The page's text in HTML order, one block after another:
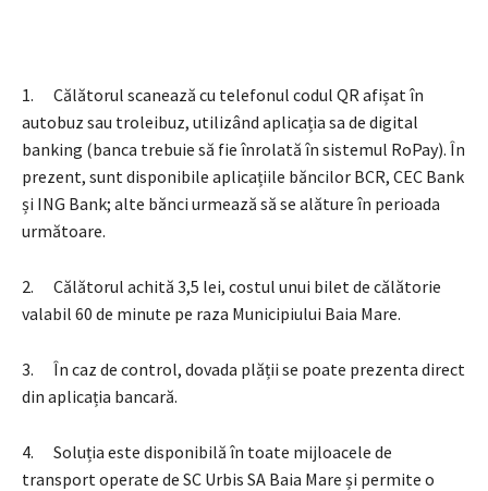
1. Călătorul scanează cu telefonul codul QR afișat în
autobuz sau troleibuz, utilizând aplicația sa de digital
banking (banca trebuie să fie înrolată în sistemul RoPay). În
prezent, sunt disponibile aplicațiile băncilor BCR, CEC Bank
și ING Bank; alte bănci urmează să se alăture în perioada
următoare.
2. Călătorul achită 3,5 lei, costul unui bilet de călătorie
valabil 60 de minute pe raza Municipiului Baia Mare.
3. În caz de control, dovada plății se poate prezenta direct
din aplicația bancară.
4. Soluția este disponibilă în toate mijloacele de
transport operate de SC Urbis SA Baia Mare și permite o